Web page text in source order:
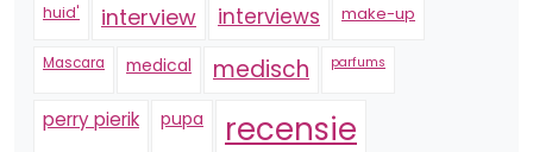
huid' interview interviews make-up
Mascara medical medisch parfums
perry pierik pupa recensie